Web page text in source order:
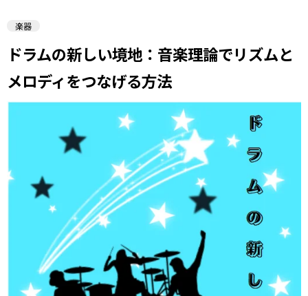
楽器
ドラムの新しい境地：音楽理論でリズムと
メロディをつなげる方法